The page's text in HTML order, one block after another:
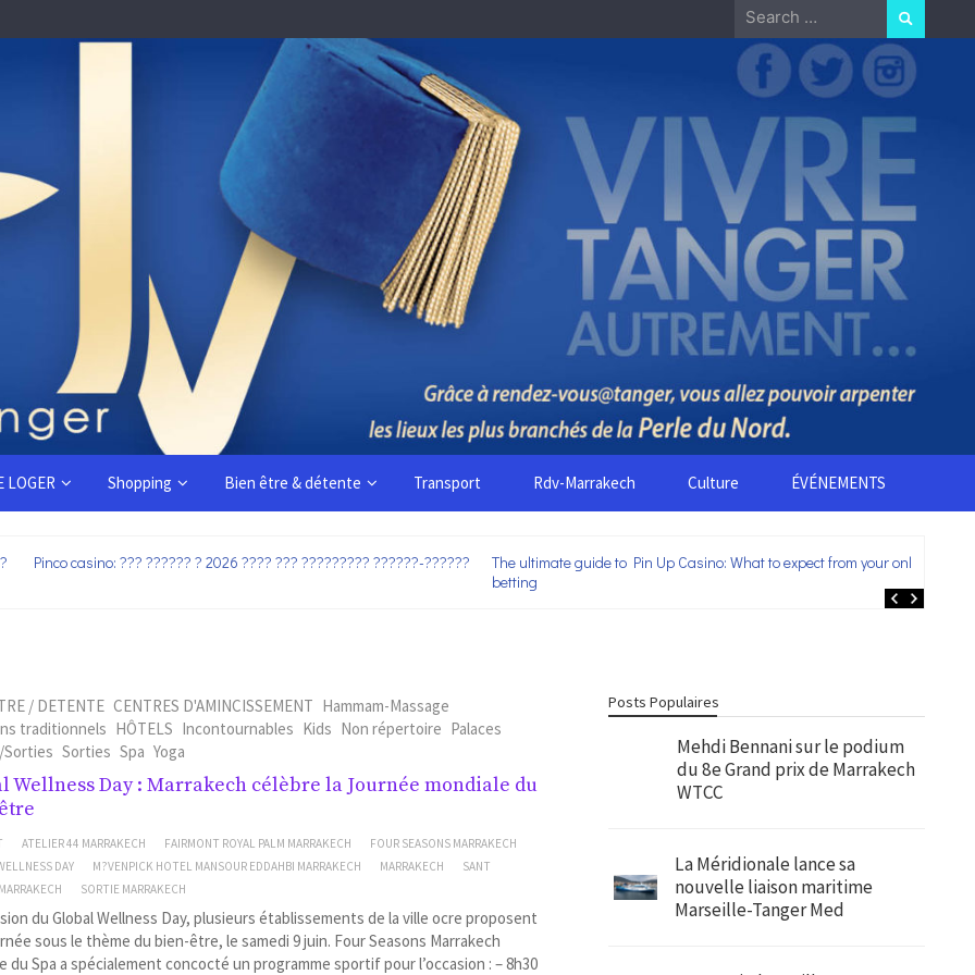
Search
for:
LOGER Shopping Bien être & détente Transport Rdv-Marrakech Culture ÉVÉNEMENTS
Pinco casino: ??? ?????? ? 2026 ???? ??? ????????? ??????-??????
The ultimate guide to Pin Up Casino: What to expect from your online
betting
/ DETENTE CENTRES D'AMINCISSEMENT Hammam-Massage
traditionnels HÔTELS Incontournables Kids Non répertoire Palaces
Sorties Spa Yoga
Wellness Day : Marrakech célèbre la Journée mondiale du
ATELIER 44 MARRAKECH FAIRMONT ROYAL PALM MARRAKECH
FOUR SEASONS MARRAKECH
DAY
M?VENPICK HOTEL MANSOUR EDDAHBI MARRAKECH MARRAKECH
SANT
SORTIE MARRAKECH
du Global Wellness Day, plusieurs établissements de la ville ocre proposent
sous le thème du bien-être, le samedi 9 juin. Four Seasons Marrakech
du Spa a spécialement concocté un programme sportif pour l’occasion : – 8h30
Posts Populaires
Mehdi Bennani sur le podium
du 8e Grand prix de Marrakech
WTCC
La Méridionale lance sa
nouvelle liaison maritime
Marseille-Tanger Med